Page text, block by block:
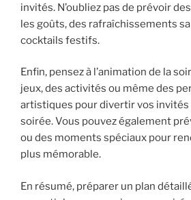
invités. N’oubliez pas de prévoir
les goûts, des rafraîchissements
cocktails festifs.
Enfin, pensez à l’animation de la
jeux, des activités ou même des
artistiques pour divertir vos invités
soirée. Vous pouvez également
ou des moments spéciaux pour
plus mémorable.
En résumé, préparer un plan